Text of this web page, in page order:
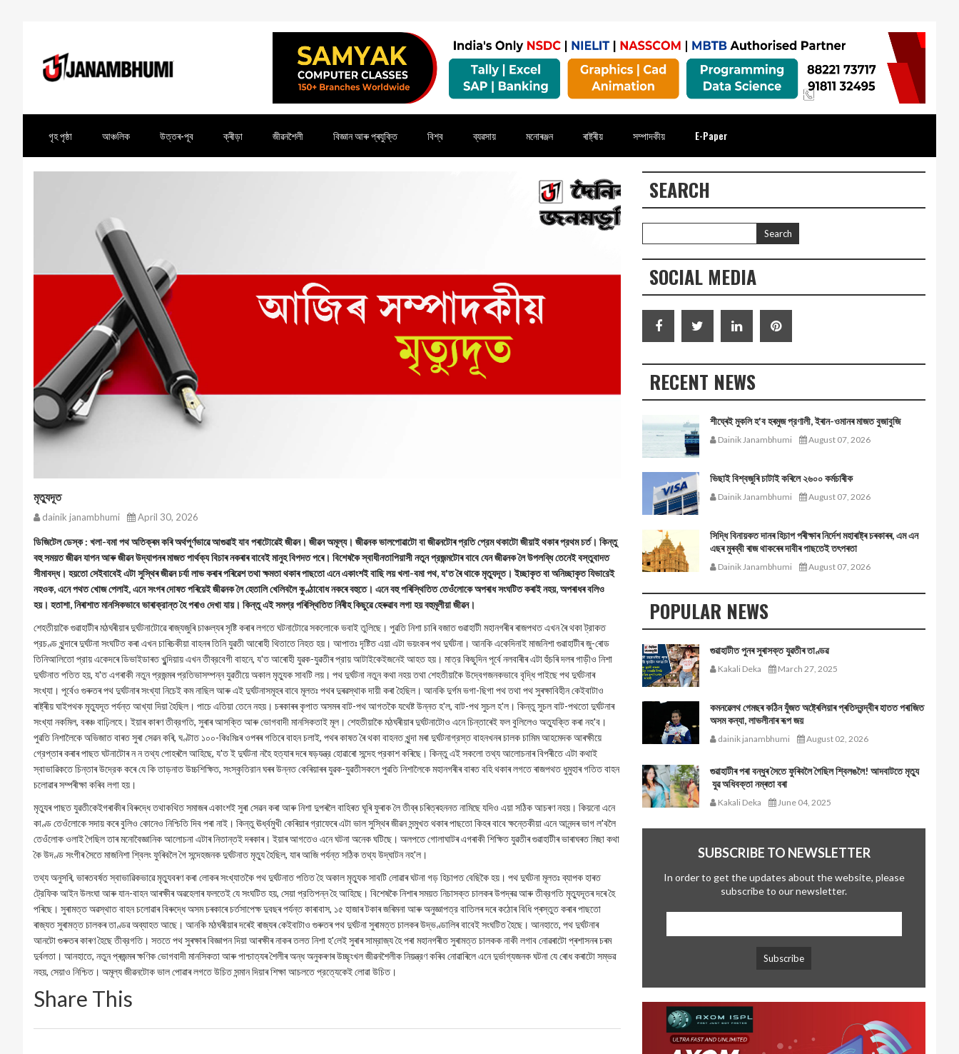
গৃহ পৃষ্ঠা আঞ্চলিক উত্তৰ-পূব ক্ৰীড়া জীৱনশৈলী বিজ্ঞান আৰু প্ৰযুক্তি বিশ্ব ব্যৱসায় মনোৰঞ্জন ৰাষ্ট্ৰীয় সম্পাদকীয় E-Paper
মৃত্যুদূত
dainik janambhumi April 30, 2026
ডিজিটেল ডেস্ক : খলা-বমা পথ অতিক্ৰম কৰি অৰ্থপূর্ণভাৱে আগুৱাই যাব পৰাটোৱেই জীৱন। জীৱন অমূল্য। জীৱনক ভালপোৱাটো বা জীৱনটোৰ প্রতি প্রেম থকাটো জীয়াই থকাৰ প্রথম চর্ত। কিন্তু
বহু সময়ত জীৱন যাপন আৰু জীৱন উদ্যাপনৰ মাজত পাৰ্থক্য বিচাৰ নকৰাৰ বাবেই মানুহ বিপদত পৰে। বিশেষকৈ স্বাধীনতাপিয়াসী নতুন প্রজন্মটোৰ বাবে যেন জীৱনক লৈ উপলব্ধি তেনেই বস্তুবাদত
সীমাবদ্ধ। হয়তো সেইবাবেই এটা সুস্থিৰ জীৱন চর্যা লাভ কৰাৰ পৰিৱেশ তথা ক্ষমতা থকাৰ পাছতো এনে একাংশই বাছি লয় খলা-বমা পথ, য'ত ৰৈ থাকে মৃত্যুদূত। ইচ্ছাকৃত বা অনিচ্ছাকৃত যিভারেই
নহওক, এনে পথত খোজ পেলাই, এনে সংগৰ দোষত পৰিয়েই জীৱনক লৈ হেতালি খেলিবলৈ কুণ্ঠাবোধ নকৰে বহুতে। এনে বহু পৰিস্থিতিত তেওঁলোকে অপৰাধ সংঘটিত কৰাই নহয়, অপৰাধৰ বলিও
হয়। হতাশা, নিৰাশাত মানসিকভাবে ভাৰাক্রান্ত হৈ পৰাও দেখা যায়। কিন্তু এই সমগ্র পৰিস্থিতিত নিৰীহ কিছুৱে হেৰুৱাব লগা হয় বহুমূলীয়া জীৱন।
শেহতীয়াকৈ গুৱাহাটীৰ মঠঘৰীয়াৰ দুৰ্ঘটনাটোৱে ৰাজ্যজুৰি চাঞ্চল্যৰ সৃষ্টি কৰাৰ লগতে ঘটনাটোৱে সকলোকে ভবাই তুলিছে। পুৱতি নিশা চাৰি বজাত গুৱাহাটী মহানগৰীৰ ৰাজপথত এখন ৰৈ থকা ট্রাকত
প্রচণ্ড খুন্দাৰে দুর্ঘটনা সংঘটিত কৰা এখন চাৰিচকীয়া বাহনৰ তিনি যুৱতী আৰোহী থিতাতে নিহত হয়। আপাতঃ দৃষ্টিত এয়া এটা ভয়ংকৰ পথ দুর্ঘটনা। আনকি একেদিনাই মাজনিশা গুৱাহাটীৰ জু-ৰোড
তিনিআলিতো প্রায় একেদৰে ডিভাইডাৰত খুন্দিয়ায় এখন তীব্রবেগী বাহনে, য'ত আৰোহী যুৱক-যুৱতীৰ প্রায় আটাইকেইজনেই আহত হয়। মাত্র কিছুদিন পূর্বে নলবাৰীৰ এটা হুঁচৰি দলৰ গাড়ীও নিশা
দুর্ঘটনাত পতিত হয়, য'ত এগৰাকী নতুন প্রজন্মৰ প্রতিভাসম্পন্ন যুৱতীয়ে অকাল মৃত্যুক সাবটি লয়। পথ দুর্ঘটনা নতুন কথা নহয় তথা শেহতীয়াকৈ উদ্বেগজনকভাবে বৃদ্ধি পাইছে পথ দুর্ঘটনাৰ
সংখ্যা। পূর্বেও গুৰুতৰ পথ দুৰ্ঘটনাৰ সংখ্যা নিচেই কম নাছিল আৰু এই দুর্ঘটনাসমূহৰ বাবে মূলতঃ পথৰ দুৰৱস্থাক দায়ী কৰা হৈছিল। আনকি দুর্গম ভগা-ছিগা পথ তথা পথ সুৰক্ষাবিহীন কেইবাটাও
ৰাষ্ট্ৰীয় ঘাইপথক মৃত্যুদূত পর্যন্ত আখ্যা দিয়া হৈছিল। পাচে এতিয়া তেনে নহয়। চৰকাৰৰ কৃপাত অসমৰ বাট-পথ আগতকৈ যথেষ্ট উন্নত হ'ল, বাট-পথ সুচল হ'ল। কিন্তু সুচল বাট-পথতো দুর্ঘটনাৰ
সংখ্যা নকমিল, বৰঞ্চ বাঢ়িলহে। ইয়াৰ কাৰণ তীব্রগতি, সুৰাৰ আসক্তি আৰু ভোগবাদী মানসিকতাই মূল। শেহতীয়াকৈ মঠঘৰীয়াৰ দুর্ঘটনাটোও এনে চিন্তাৰেই ফল বুলিলেও অত্যুক্তি কৰা নহ'ব।
পুৱতি নিশালৈকে অভিজাত বাৰত সুৰা সেৱন কৰি, ঘণ্টাত ১০০-কিঃমিঃৰ ওপৰৰ গতিৰে বাহন চলাই, পথৰ কাষত ৰৈ থকা বাহনত খুন্দা মৰা দুর্ঘটনাগ্রস্ত বাহনখনৰ চালক চামিম আহমেদক আৰক্ষীয়ে
গ্রেপ্তাৰ কৰাৰ পাছত ঘটনাটোৰ ন ন তথ্য পোহৰলৈ আহিছে, য'ত ই দুর্ঘটনা নহৈ হত্যাৰ দৰে ষড়যন্ত্র হোৱাৰো সন্দেহ প্রকাশ কৰিছে। কিন্তু এই সকলো তথ্য আলোচনাৰ বিপৰীতে এটা কথাই
স্বাভাৱিকতে চিন্তাৰ উদ্রেক কৰে যে কি তাড়নাত উচ্চশিক্ষিত, সংস্কৃতিরান ঘৰৰ উন্নত কেৰিয়াৰৰ যুৱক-যুৱতীসকলে পুৱতি নিশালৈকে মহানগৰীৰ বাৰত বহি থকাৰ লগতে ৰাজপথত ধুমুহাৰ গতিত বাহন
চলোৱাৰ সম্পৰীক্ষা কৰিব লগা হয়।
মৃত্যুৰ পাছত যুৱতীকেইগৰাকীৰ বিৰুদ্ধে তথাকথিত সমাজৰ একাংশই সুৰা সেৱন কৰা আৰু নিশা দুপৰলৈ বাহিৰত ঘূৰি ফুৰাক লৈ তীব্ৰ চৰিত্ৰহননত নামিছে যদিও এয়া সঠিক আচৰণ নহয়। কিয়নো এনে
কাণ্ড তেওঁলোকে সদায় কৰে বুলিও কোনেও নিশ্চিতি দিব পৰা নাই। কিন্তু ঊর্ধ্বমুখী কেৰিয়াৰ গ্রাফেৰে এটা ভাল সুস্থিৰ জীৱন সন্মুখত থকাৰ পাছতো কিহৰ বাবে ক্ষন্তেকীয়া এনে আনন্দৰ ভাগ ল'বলৈ
তেওঁলোক ওলাই গৈছিল তাৰ মনোবৈজ্ঞানিক আলোচনা এটাৰ নিতান্তই দৰকাৰ। ইয়াৰ আগতেও এনে ঘটনা অনেক ঘটিছে। অলপতে গোলাঘাটৰ এগৰাকী শিক্ষিত যুৱতীৰ গুৱাহাটীৰ ভাৰাঘৰত মিছা কথা
কৈ উদণ্ড সংগীৰ সৈতে মাজনিশা শ্বিলং ফুৰিবলৈ গৈ সন্দেহজনক দুর্ঘটনাত মৃত্যু হৈছিল, যাৰ আজি পর্যন্ত সঠিক তথ্য উদ্‌ঘাটন নহ'ল।
তথ্য অনুসৰি, ভাৰতবৰ্ষত স্বাভাৱিকভাৱে মৃত্যুবৰণ কৰা লোকৰ সংখ্যাতকৈ পথ দুর্ঘটনাত পতিত হৈ অকাল মৃত্যুক সাবটি লোৱাৰ ঘটনা গড় হিচাপত বেছিকৈ হয়। পথ দুর্ঘটনা মূলতঃ ব্যাপক হাৰত
ট্রেফিক আইন উলংঘা আৰু যান-বাহন আৰক্ষীৰ অৱহেলাৰ ফলতেই যে সংঘটিত হয়, সেয়া প্রতিপন্ন হৈ আহিছে। বিশেষকৈ নিশাৰ সময়ত নিচাসক্ত চালকৰ উপদ্ৰৱ আৰু তীব্রগতি মৃত্যুদূতৰ দৰে হৈ
পৰিছে। সুৰামত্ত অৱস্থাত বাহন চলোৱাৰ বিৰুদ্ধে অসম চৰকাৰে চৰ্তসাপেক্ষ দুবছৰ পৰ্যন্ত কাৰাবাস, ১৫ হাজাৰ টকাৰ জৰিমনা আৰু অনুজ্ঞাপত্র বাতিলৰ দৰে কঠোৰ বিধি প্ৰস্তুত কৰাৰ পাছতো
ৰাজ্যত সুৰামত্ত চালকৰ তাণ্ডৱ অব্যাহত আছে। আনকি মঠঘৰীয়াৰ দৰেই ৰাজ্যৰ কেইবাটাও গুৰুতৰ পথ দুর্ঘটনা সুৰামত্ত চালকৰ উদ্ভণ্ডালিৰ বাবেই সংঘটিত হৈছে। আনহাতে, পথ দুর্ঘটনাৰ
আনটো গুৰুতৰ কাৰণ হৈছে তীব্রগতি। সততে পথ সুৰক্ষাৰ বিজ্ঞাপন দিয়া আৰক্ষীৰ নাকৰ তলত নিশা হ'লেই সুৰাৰ সাম্রাজ্য হৈ পৰা মহানগৰীত সুৰামত্ত চালকক নাকী লগাব নোৱৰাটো প্ৰশাসনৰ চৰম
দুর্বলতা। আনহাতে, নতুন প্ৰজন্মৰ ক্ষণিক ভোগবাদী মানসিকতা আৰু পাশ্চাত্যৰ শৈলীৰ অন্ধ অনুকৰণৰ উচ্ছৃংখল জীৱনশৈলীক নিয়ন্ত্রণ কৰিব নোৱাৰিলে এনে দুর্ভাগ্যজনক ঘটনা যে ৰোধ কৰাটো সম্ভৱ
নহয়, সেয়াও নিশ্চিত। অমূল্য জীৱনটোক ভাল পোৱাৰ লগতে উচিত সন্মান দিয়াৰ শিক্ষা আচলতে প্রত্যেকেই লোৱা উচিত।
Share This
SEARCH
SOCIAL MEDIA
RECENT NEWS
শীঘ্ৰেই মুকলি হ'ব হৰমুজ প্রণালী, ইৰান-ওমানৰ মাজত বুজাবুজি
Dainik Janambhumi August 07, 2026
ভিছাই বিশ্বজুৰি চাটাই কৰিলে ২৬০০ কৰ্মচাৰীক
Dainik Janambhumi August 07, 2026
সিদ্ধি বিনায়কত দানৰ হিচাপ পৰীক্ষাৰ নিৰ্দেশ মহাৰাষ্ট্ৰ চৰকাৰৰ, এম এন
এছৰ মুৰব্বী ৰাজ থাকৰেৰ দাবীৰ পাছতেই তৎপৰতা
Dainik Janambhumi August 07, 2026
POPULAR NEWS
গুৱাহাটীত পুনৰ সুৰাসক্ত যুৱতীৰ তাণ্ডৱ
Kakali Deka March 27, 2025
কমনৱেলথ গেমছৰ কঠিন যুঁজত অষ্ট্ৰেলিয়াৰ প্ৰতিদ্বন্দ্বীৰ হাতত পৰাজিত
অসম কন্যা, লাভলীনাৰ ৰূপ জয়
dainik janambhumi August 02, 2026
গুৱাহাটীৰ পৰা বন্ধুৰ সৈতে ফুৰিবলৈ গৈছিল শ্বিলঙলৈ! আদবাটতে মৃত্যু
যুৱ অধিবক্তা নম্ৰতা বৰা
Kakali Deka June 04, 2025
SUBSCRIBE TO NEWSLETTER
In order to get the updates about the website, please
subscribe to our newsletter.